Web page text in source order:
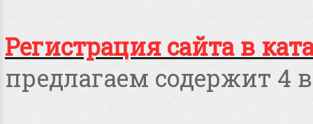
Регистрация сайта в
предлагаем содержит 4